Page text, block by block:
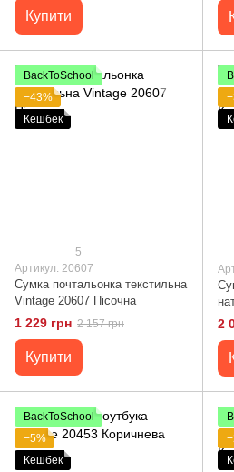
Купити
BackToSchool
−43%
Кешбек
5
Артикул: 20607
Сумка почтальонка текстильна
Vintage 20607 Пісочна
1 229 грн 2 157 грн
Купити
2
BackToSchool
−5%
Кешбек